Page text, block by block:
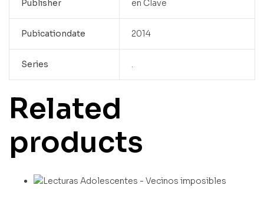
Publisher en Clave
Pubicationdate 2014
Series .
Related
products